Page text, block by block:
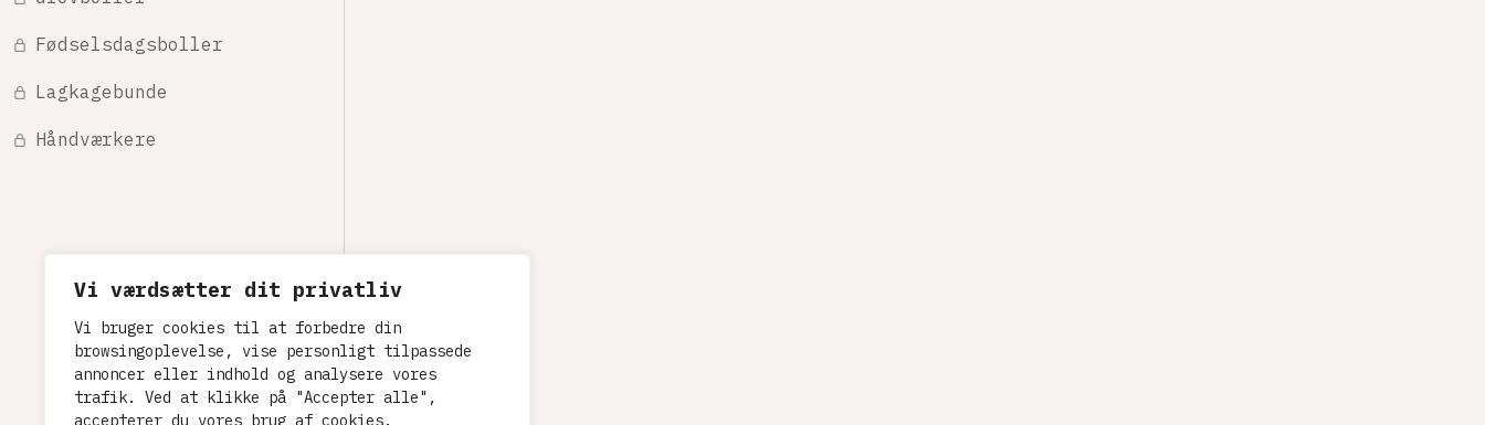
Vi værdsætter dit privatliv
Vi bruger cookies til at forbedre din
browsingoplevelse, vise personligt tilpassede
annoncer eller indhold og analysere vores
trafik. Ved at klikke på "Accepter alle",
accepterer du vores brug af cookies.
Fødselsdagsboller
Lagkagebunde
Håndværkere